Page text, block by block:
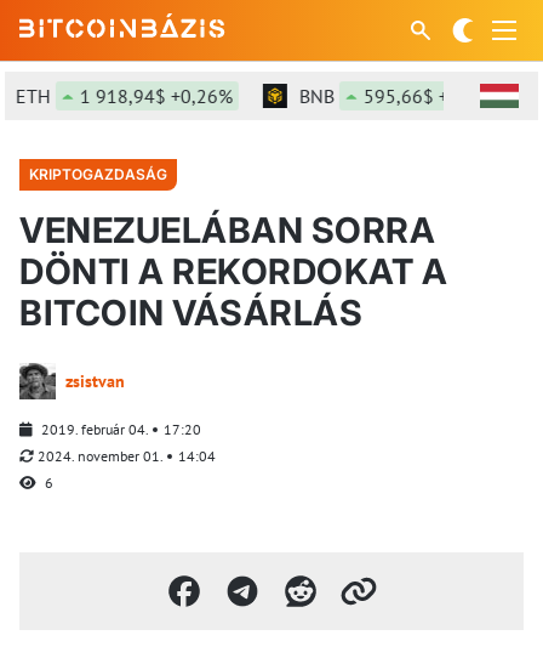
1 918,94$ +0,26% BNB 595,66$ +0,87%
KRIPTOGAZDASÁG
VENEZUELÁBAN SORRA
DÖNTI A REKORDOKAT A
BITCOIN VÁSÁRLÁS
zsistvan
2019. február 04.
17:20
2024. november 01.
14:04
6